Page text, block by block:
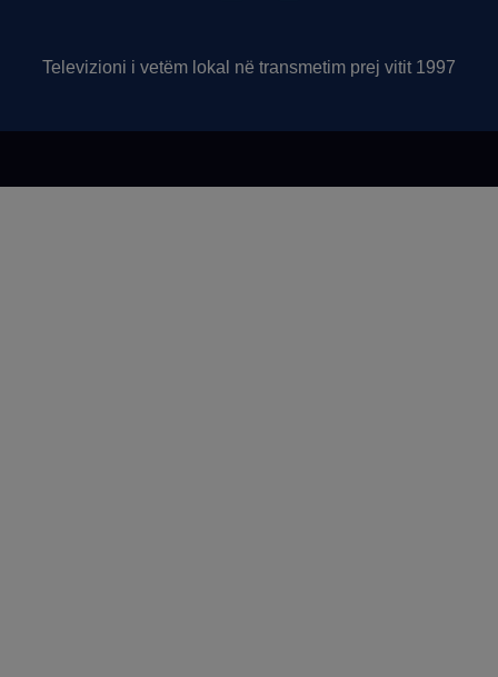
Televizioni i vetëm lokal në transmetim prej vitit 1997